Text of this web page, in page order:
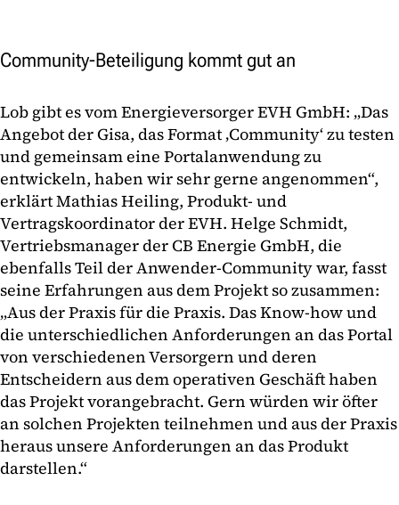
Community-Beteiligung kommt gut an
Lob gibt es vom Energieversorger EVH GmbH: „Das
Angebot der Gisa, das Format ‚Community‘ zu testen
und gemeinsam eine Portalanwendung zu
entwickeln, haben wir sehr gerne angenommen“,
erklärt Mathias Heiling, Produkt- und
Vertragskoordinator der EVH. Helge Schmidt,
Vertriebsmanager der CB Energie GmbH, die
ebenfalls Teil der Anwender-Community war, fasst
seine Erfahrungen aus dem Projekt so zusammen:
„Aus der Praxis für die Praxis. Das Know-how und
die unterschiedlichen Anforderungen an das Portal
von verschiedenen Versorgern und deren
Entscheidern aus dem operativen Geschäft haben
das Projekt vorangebracht. Gern würden wir öfter
an solchen Projekten teilnehmen und aus der Praxis
heraus unsere Anforderungen an das Produkt
darstellen.“